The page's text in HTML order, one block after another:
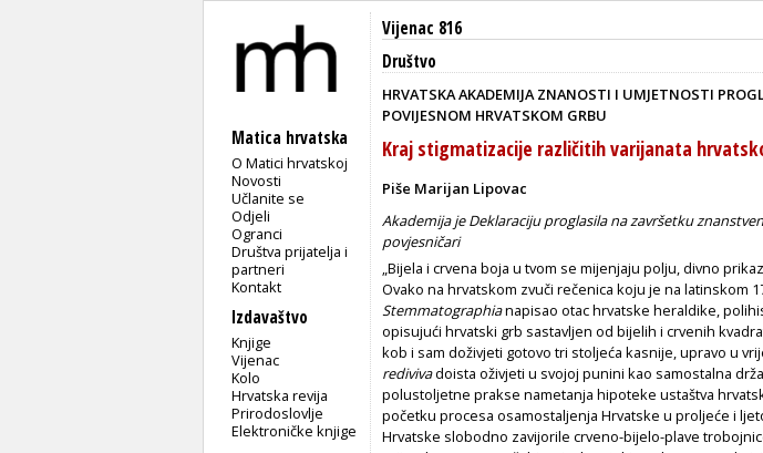
Matica hrvatska
O Matici hrvatskoj
Novosti
Učlanite se
Odjeli
Ogranci
Društva prijatelja i
partneri
Kontakt
Izdavaštvo
Knjige
Vijenac
Kolo
Hrvatska revija
Prirodoslovlje
Elektroničke knjige
Vijenac 816
Društvo
HRVATSKA AKADEMIJA ZNANOSTI I UMJETNOSTI
POVIJESNOM HRVATSKOM GRBU
Kraj stigmatizacije različitih varijanata
Piše Marijan Lipovac
Akademija je Deklaraciju proglasila na završetku
povjesničari
„Bijela i crvena boja u tvom se mijenjaju polju, divno
Ovako na hrvatskom zvuči rečenica koju je na latinskom
Stemmatographianapisao otac hrvatske heraldike,
opisujući hrvatski grb sastavljen od bijelih i crvenih
kob i sam doživjeti gotovo tri stoljeća kasnije, upravo u
redivivadoista oživjeti u svojoj punini kao samostalna
polustoljetne prakse nametanja hipoteke ustaštva
početku procesa osamostaljenja Hrvatske u proljeće i
Hrvatske slobodno zavijorile crveno-bijelo-plave